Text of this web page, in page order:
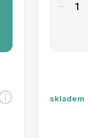
skladem